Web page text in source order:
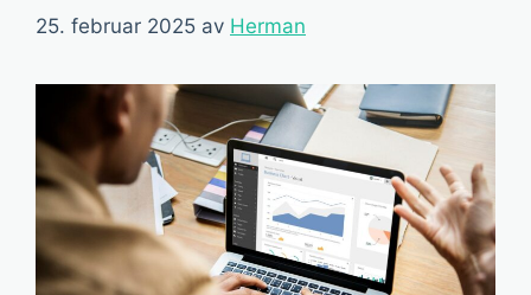
25. februar 2025 av Herman